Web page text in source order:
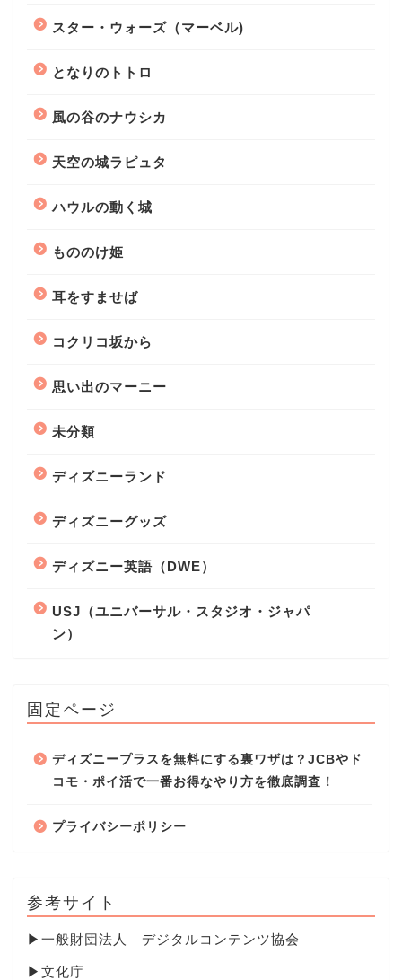
スター・ウォーズ（マーベル)
となりのトトロ
風の谷のナウシカ
天空の城ラピュタ
ハウルの動く城
もののけ姫
耳をすませば
コクリコ坂から
思い出のマーニー
未分類
ディズニーランド
ディズニーグッズ
ディズニー英語（DWE）
USJ（ユニバーサル・スタジオ・ジャパ
ン）
固定ページ
ディズニープラスを無料にする裏ワザは？JCBやド
コモ・ポイ活で一番お得なやり方を徹底調査！
プライバシーポリシー
参考サイト
▶ 一般財団法人 デジタルコンテンツ協会
▶ 文化庁